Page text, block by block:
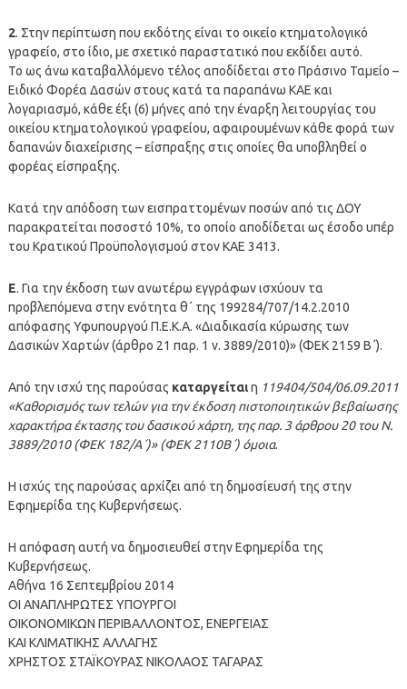
2. Στην περίπτωση που εκδότης είναι το οικείο κτηματολογικό
γραφείο, στο ίδιο, με σχετικό παραστατικό που εκδίδει αυτό.
Το ως άνω καταβαλλόμενο τέλος αποδίδεται στο Πράσινο Ταμείο –
Ειδικό Φορέα Δασών στους κατά τα παραπάνω ΚΑΕ και
λογαριασμό, κάθε έξι (6) μήνες από την έναρξη λειτουργίας του
οικείου κτηματολογικού γραφείου, αφαιρουμένων κάθε φορά των
δαπανών διαχείρισης – είσπραξης στις οποίες θα υποβληθεί ο
φορέας είσπραξης.
Κατά την απόδοση των εισπραττομένων ποσών από τις ΔΟΥ
παρακρατείται ποσοστό 10%, το οποίο αποδίδεται ως έσοδο υπέρ
του Κρατικού Προϋπολογισμού στον ΚΑΕ 3413.
Ε. Για την έκδοση των ανωτέρω εγγράφων ισχύουν τα
προβλεπόμενα στην ενότητα θ΄ της 199284/707/14.2.2010
απόφασης Υφυπουργού Π.Ε.Κ.Α. «Διαδικασία κύρωσης των
Δασικών Χαρτών (άρθρο 21 παρ. 1 ν. 3889/2010)» (ΦΕΚ 2159 Β΄).
Από την ισχύ της παρούσας καταργείταιη 119404/504/06.09.2011
«Καθορισμός των τελών για την έκδοση πιστοποιητικών βεβαίωσης
χαρακτήρα έκτασης του δασικού χάρτη, της παρ. 3 άρθρου 20 του Ν.
3889/2010 (ΦΕΚ 182/Α΄)» (ΦΕΚ 2110Β΄) όμοια.
Η ισχύς της παρούσας αρχίζει από τη δημοσίευσή της στην
Εφημερίδα της Κυβερνήσεως.
Η απόφαση αυτή να δημοσιευθεί στην Εφημερίδα της
Κυβερνήσεως.
Αθήνα 16 Σεπτεμβρίου 2014
ΟΙ ΑΝΑΠΛΗΡΩΤΕΣ ΥΠΟΥΡΓΟΙ
ΟΙΚΟΝΟΜΙΚΩΝ ΠΕΡΙΒΑΛΛΟΝΤΟΣ, ΕΝΕΡΓΕΙΑΣ
ΚΑΙ ΚΛΙΜΑΤΙΚΗΣ ΑΛΛΑΓΗΣ
ΧΡΗΣΤΟΣ ΣΤΑΪΚΟΥΡΑΣ ΝΙΚΟΛΑΟΣ ΤΑΓΑΡΑΣ